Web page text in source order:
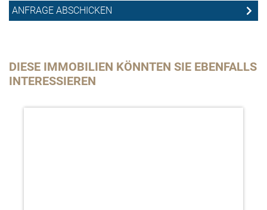
DIESE IMMOBILIEN KÖNNTEN SIE EBENFALLS
INTERESSIEREN